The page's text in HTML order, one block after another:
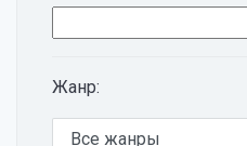
Жанр: